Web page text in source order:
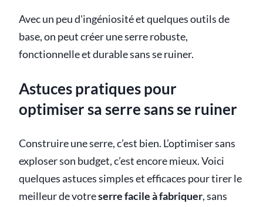
Avec un peu d'ingéniosité et quelques outils de
base, on peut créer une serre robuste,
fonctionnelle et durable sans se ruiner.
Astuces pratiques pour
optimiser sa serre sans se ruiner
Construire une serre, c’est bien. L’optimiser sans
exploser son budget, c’est encore mieux. Voici
quelques astuces simples et efficaces pour tirer le
meilleur de votreserre facile à fabriquer, sans